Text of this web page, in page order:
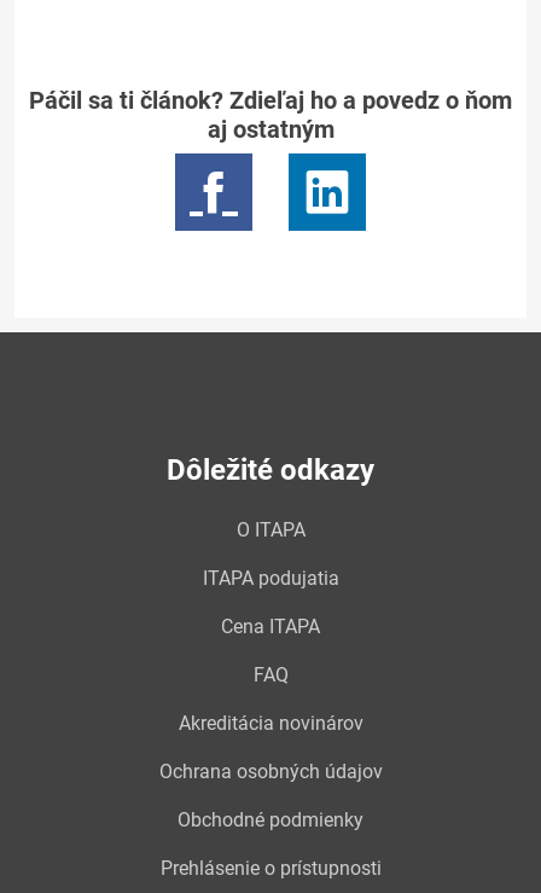
Páčil sa ti článok? Zdieľaj ho a povedz o ňom
aj ostatným
Dôležité odkazy
O ITAPA
ITAPA podujatia
Cena ITAPA
FAQ
Akreditácia novinárov
Ochrana osobných údajov
Obchodné podmienky
Prehlásenie o prístupnosti